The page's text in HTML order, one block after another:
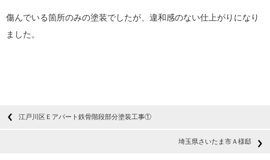
傷んでいる箇所のみの塗装でしたが、違和感のない仕上がりになり
ました。
江戸川区Ｅアパート鉄骨階段部分塗装工事①
埼玉県さいたま市Ａ様邸